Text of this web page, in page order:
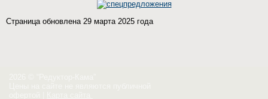
Страница обновлена 29 марта 2025 года